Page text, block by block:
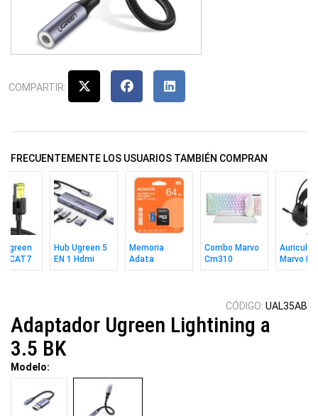
COMPARTIR:
FRECUENTEMENTE LOS USUARIOS TAMBIÉN COMPRAN
Ugreen
CAT7
10m
Hub Ugreen 5
EN 1 Hdmi
4K/60Hz
Memoria
Adata
MicroSD 64GB
Combo Marvo
Cm310
Teclado In +
Auricular
Marvo
Akari 30
CÓDIGO: UAL35AB
Adaptador Ugreen Lightining a
3.5 BK
Modelo: